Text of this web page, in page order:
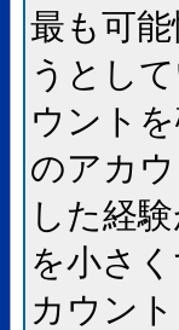
最も可
うとし
ウント
のアカ
した経
を小さ
カウン